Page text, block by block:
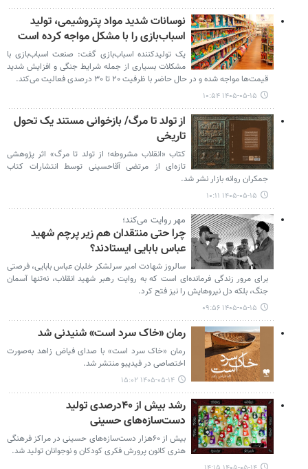
نوسانات شدید مواد پتروشیمی، تولید
اسباب‌بازی را با مشکل مواجه کرده است
یک تولیدکننده اسباب‌بازی گفت: صنعت اسباب‌بازی با
مشکلات بسیاری از جمله شرایط جنگی و افزایش شدید
قیمت‌ها مواجه شده و در حال حاضر با ظرفیت ۲۰ تا ۳۰ درصدی فعالیت می‌کند.
۱۴۰۵-۰۵-۱۵ ۱۰:۵۴
از تولد تا مرگ/ بازخوانی مستند یک تحول
تاریخی
کتاب «انقلاب مشروطه؛ از تولد تا مرگ» اثر پژوهشی
تازه‌ای از مرتضی آقاحسینی توسط انتشارات کتاب
جمکران روانه بازار نشر شد.
۱۴۰۵-۰۵-۱۵ ۱۰:۱۱
مهر روایت می‌کند؛
چرا حتی منتقدان هم زیر پرچم شهید
عباس بابایی ایستادند؟
سالروز شهادت امیر سرلشکر خلبان عباس بابایی، فرصتی
برای مرور زندگی فرمانده‌ای است که به روایت رهبر شهید انقلاب، نه‌تنها آسمان
جنگ، بلکه دل نیروهایش را نیز فتح کرد.
۱۴۰۵-۰۵-۱۵ ۰۹:۵۶
رمان «خاک سرد است» شنیدنی شد
رمان «خاک سرد است» با صدای فیاض زاهد به‌صورت
اختصاصی در فیدیبو منتشر شد.
۱۴۰۵-۰۵-۱۴ ۱۵:۰۲
رشد بیش از ۴۰درصدی تولید
دست‌سازه‌های حسینی
بیش از ۶۰هزار دست‌سازه‌های حسینی در مراکز فرهنگی
هنری کانون پرورش فکری کودکان و نوجوانان تولید شد.